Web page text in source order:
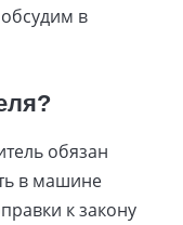
в
обязан
в машине
к закону